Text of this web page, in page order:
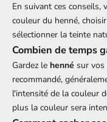
En suivant ces conseils,
couleur du henné,
sélectionner la teinte
Combien de temps
Gardez le henné sur vos
recommandé,
l'intensité de la couleur
plus la couleur sera